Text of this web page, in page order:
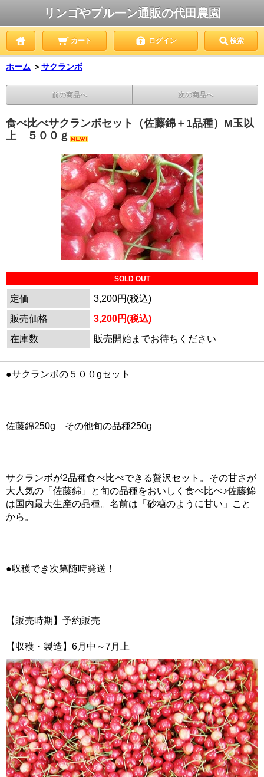
リンゴやプルーン通販の代田農園
カート ログイン 検索
ホーム ＞サクランボ
前の商品へ 次の商品へ
食べ比べサクランボセット（佐藤錦＋1品種）M玉以
上 ５００ｇ
SOLD OUT
定価
3,200円(税込)
販売価格
3,200円(税込)
在庫数
販売開始までお待ちください
●サクランボの５００gセット
佐藤錦250g その他旬の品種250g
サクランボが2品種食べ比べできる贅沢セット。その甘さが
大人気の「佐藤錦」と旬の品種をおいしく食べ比べ♪佐藤錦
は国内最大生産の品種。名前は「砂糖のように甘い」こと
から。
●収穫でき次第随時発送！
【販売時期】予約販売
【収穫・製造】6月中～7月上